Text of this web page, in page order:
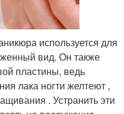
используется для
вид. Он также
пластины, ведь
лака ногти желтеют ,
. Устранить эти